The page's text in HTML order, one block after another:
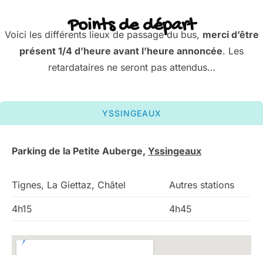
Points de départ
Voici les différents lieux de passage du bus, merci d’être
présent 1/4 d’heure avant l’heure annoncée. Les
retardataires ne seront pas attendus…
YSSINGEAUX
Parking de la Petite Auberge, Yssingeaux
Tignes, La Giettaz, Châtel Autres stations
4h15 4h45